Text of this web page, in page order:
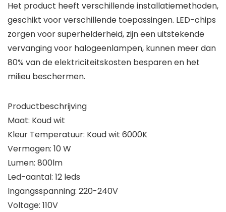
Het product heeft verschillende installatiemethoden,
geschikt voor verschillende toepassingen. LED-chips
zorgen voor superhelderheid, zijn een uitstekende
vervanging voor halogeenlampen, kunnen meer dan
80% van de elektriciteitskosten besparen en het
milieu beschermen.
Productbeschrijving
Maat: Koud wit
Kleur Temperatuur: Koud wit 6000K
Vermogen: 10 W
Lumen: 800lm
Led-aantal: 12 leds
Ingangsspanning: 220-240V
Voltage: 110V